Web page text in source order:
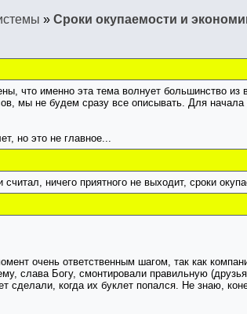
» Сроки окупаемости и
что именно эта тема волнует большинство из
мы не будем сразу все описывать. Для
но это не главное...
ничего приятного не выходит, сроки
очень ответственным шагом, так как
слава Богу, смонтировали правильную
когда их буклет попался. Не знаю,